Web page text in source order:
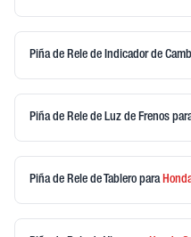
Piña de Rele de Indicador de
Piña de Rele de Luz de Frenos
Piña de Rele de Tablero para